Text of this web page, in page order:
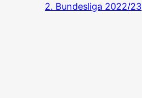
2. Bundesliga 2022/23